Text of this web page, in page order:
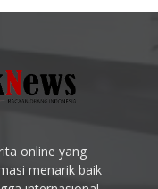
online yang
menarik baik